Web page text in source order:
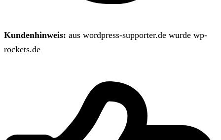
Kundenhinweis: aus wordpress-supporter.de wurde wp-
rockets.de